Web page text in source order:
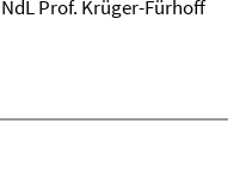
Prof. Krüger-Fürhoff